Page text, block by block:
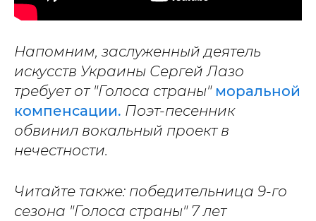
Напомним, заслуженный деятель
искусств Украины Сергей Лазо
требует от "Голоса страны"моральной
компенсации. Поэт-песенник
обвинил вокальный проект в
нечестности.
Читайте также: победительница 9-го
сезона "Голоса страны" 7 лет